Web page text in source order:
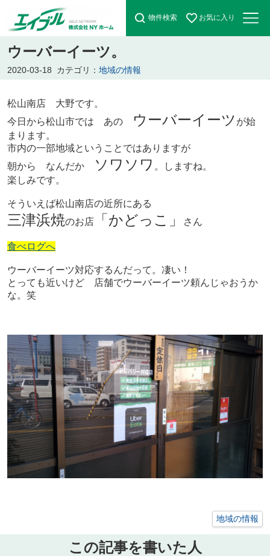
物件検索 お気に入り
ウーバーイーツ。
2020-03-18 カテゴリ： 地域の情報
松山南店 大野です。
今日から松山市では あの
ウーバーイーツ が始
まります。
市内の一部地域ということではありますが
朝から なんだか
ソワソワ 。しますね。
楽しみです。
そういえば松山南店の近所にある
三津浜焼のお店「かどっこ」 さん
食べログへ
ウーバーイーツ対応するんだって。凄い！
とっても近いけど 店舗でウーバーイーツ頼んじゃおうか
な。笑
地域の情報
この記事を書いた人